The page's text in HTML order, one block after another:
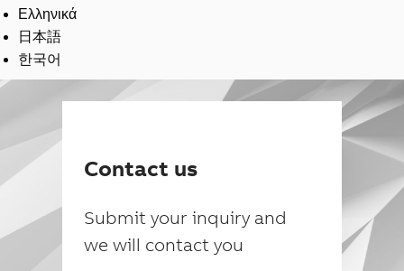
Ελληνικά
日本語
한국어
Contact us
Submit your inquiry and
we will contact you